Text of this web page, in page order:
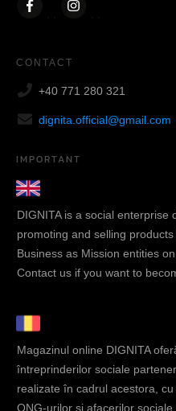
CONTACT
+40 771 280 321
dignita.official@gmail.com
IMPORTANT
DIGNITA is a social
promoting and selling
Business as Mission entities
Contact us if you want to
Magazinul online DIGNITA
întreprinderilor sociale
realizate în cadrul acestora,
ONG-urilor și afacerilor